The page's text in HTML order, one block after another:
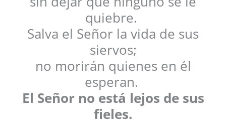
quiebre.
Salva el Señor la vida de sus
siervos;
no morirán quienes en él
esperan.
El Señor no está lejos de sus
fieles.